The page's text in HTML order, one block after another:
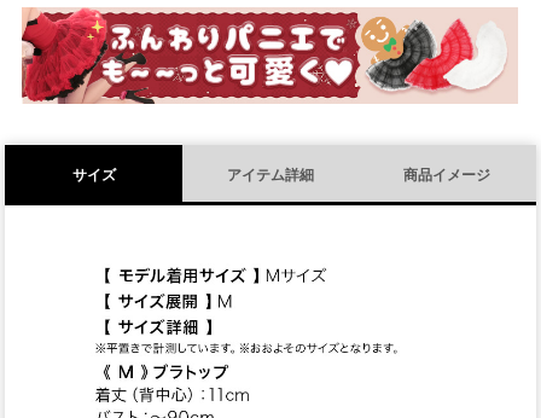
須
)
サイズ アイテム詳細 商品イメージ